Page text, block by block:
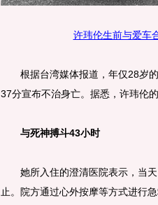
许玮伦生前与爱车
根据台湾媒体报道，年仅28岁的
37分宣布不治身亡。据悉，许玮伦
与死神搏斗43小时
她所入住的澄清医院表示，当天
止。院方通过心外按摩等方式进行